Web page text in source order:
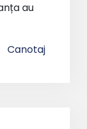
au
Canotaj